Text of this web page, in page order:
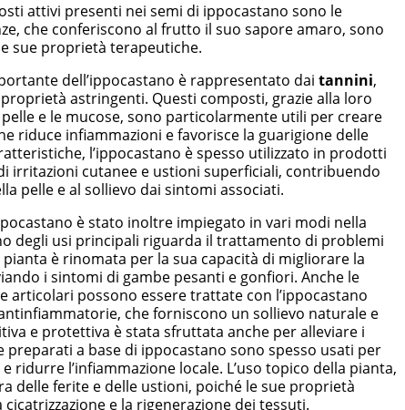
attivi presenti nei semi di ippocastano sono le
che conferiscono al frutto il suo sapore amaro, sono
sue proprietà terapeutiche.
dell’ippocastano è rappresentato dai tannini,
astringenti. Questi composti, grazie alla loro
e le mucose, sono particolarmente utili per creare
riduce infiammazioni e favorisce la guarigione delle
l’ippocastano è spesso utilizzato in prodotti
irritazioni cutanee e ustioni superficiali, contribuendo
pelle e al sollievo dai sintomi associati.
è stato inoltre impiegato in vari modi nella
degli usi principali riguarda il trattamento di problemi
è rinomata per la sua capacità di migliorare la
i sintomi di gambe pesanti e gonfiori. Anche le
articolari possono essere trattate con l’ippocastano
che forniscono un sollievo naturale e
e protettiva è stata sfruttata anche per alleviare i
a base di ippocastano sono spesso usati per
ridurre l’infiammazione locale. L’uso topico della pianta,
delle ferite e delle ustioni, poiché le sue proprietà
e la rigenerazione dei tessuti.